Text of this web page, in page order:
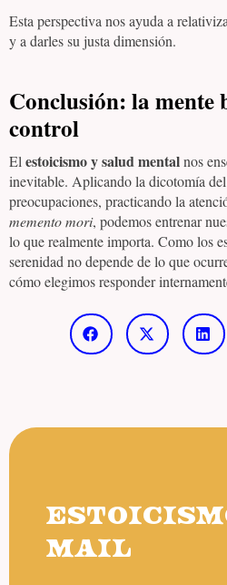
Esta perspectiva nos ayuda a
y a darles su justa dimensión.
Conclusión: la mente
control
El estoicismo y salud mentalnos
inevitable. Aplicando la dicotomía
preocupaciones, practicando la
memento mori, podemos entrenar
lo que realmente importa. Como los
serenidad no depende de lo que
cómo elegimos responder
MAIL